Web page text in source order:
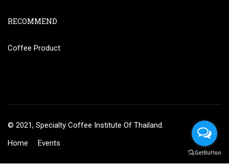
RECOMMEND
Coffee Product
© 2021, Specialty Coffee Institute Of Thailand.
Home
Events